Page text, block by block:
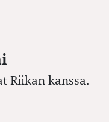
Riikan kanssa.